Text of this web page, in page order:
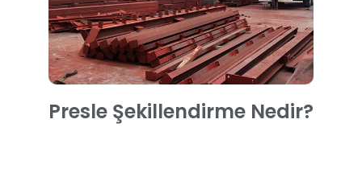
Presle Şekillendirme Nedir?